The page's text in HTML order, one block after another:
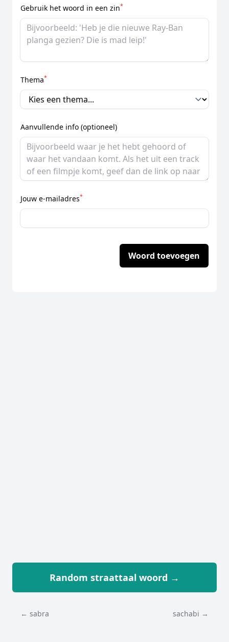
Gebruik het woord in een zin*
Thema*
Aanvullende info (optioneel)
Jouw e-mailadres*
Woord toevoegen
Random straattaal woord →
← sabra sachabi →